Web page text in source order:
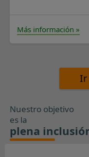
Más información »
Ir
Nuestro objetivo
es la
plena